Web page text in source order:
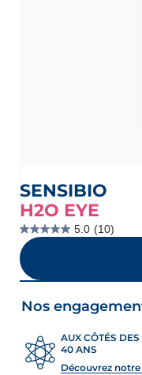
SENSIBIO
H2O EYE
5.0 (10)
5.0
étoile(s)
sur
5.
10
Nos
AUX CÔTÉS
40 ANS
Découvrez